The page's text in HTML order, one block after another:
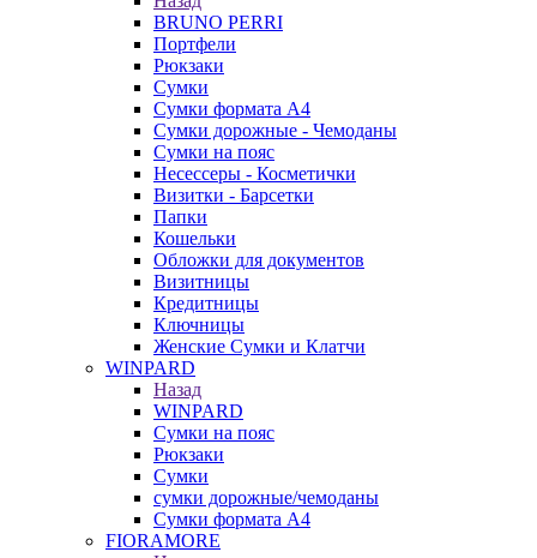
BRUNO PERRI
Портфели
Рюкзаки
Сумки
Сумки формата А4
Сумки дорожные - Чемоданы
Сумки на пояс
Несессеры - Косметички
Визитки - Барсетки
Папки
Кошельки
Обложки для документов
Визитницы
Кредитницы
Ключницы
Женские Сумки и Клатчи
WINPARD
Назад
WINPARD
Сумки на пояс
Рюкзаки
Сумки
сумки дорожные/чемоданы
Сумки формата А4
FIORAMORE